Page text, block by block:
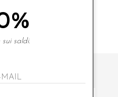
NEWSLETTER
sui saldi.